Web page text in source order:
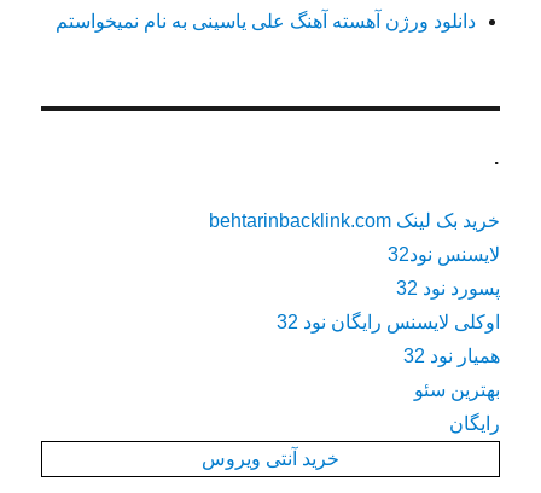
دانلود ورژن آهسته آهنگ علی یاسینی به نام نمیخواستم
.
خرید بک لینک behtarinbacklink.com
لایسنس نود32
پسورد نود 32
اوکلی لایسنس رایگان نود 32
همیار نود 32
بهترین سئو
رایگان
خرید آنتی ویروس